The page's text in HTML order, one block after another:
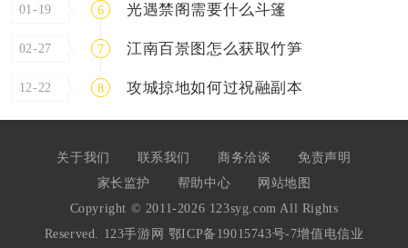
01-19 6 光遇禁阁需要什么斗篷
02-27 7 江南百景图怎么获取竹笋
12-22 8 攻城掠地如何过祝融副本
关于我们 联系我们 商务洽谈
免责声明
家长监护
帮助中心
网站地图
Copyright © 2011-2026 123syg.com All Rights
Reserved. 123手游网 鄂ICP备19015743号-7增值电信业